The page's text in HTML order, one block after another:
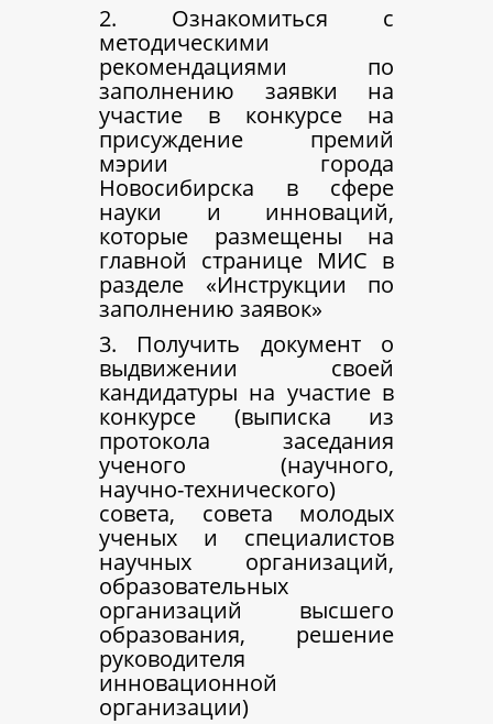
2. Ознакомиться с
методическими
рекомендациями по
заполнению заявки на
участие в конкурсе на
присуждение премий
мэрии города
Новосибирска в сфере
науки и инноваций,
которые размещены на
главной странице МИС в
разделе «Инструкции по
заполнению заявок»
3. Получить документ о
выдвижении своей
кандидатуры на участие в
конкурсе (выписка из
протокола заседания
ученого (научного,
научно-технического)
совета, совета молодых
ученых и специалистов
научных организаций,
образовательных
организаций высшего
образования, решение
руководителя
инновационной
организации)